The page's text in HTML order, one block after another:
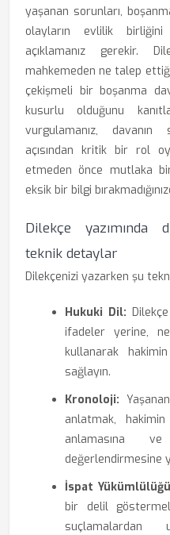
yaşanan sorunları,
olayların evlilik birliğini
açıklamanız gerekir.
mahkemeden ne talep
çekişmeli bir boşanma
kusurlu olduğunu
vurgulamanız, davanın
açısından kritik bir rol
etmeden önce mutlaka
eksik bir bilgi
Dilekçe yazımında
teknik detaylar
Dilekçenizi yazarken şu
Hukuki Dil:
ifadeler yerine,
kullanarak hakimin
sağlayın.
Kronoloji:
anlatmak,
anlamasına
değerlendirmesine
İspat
bir delil
suçlamalardan